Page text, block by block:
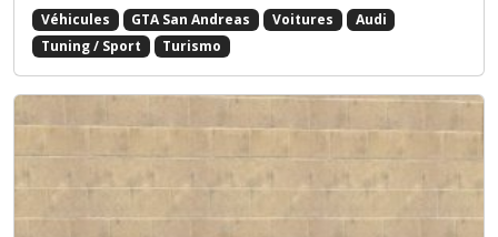
Véhicules GTA San Andreas Voitures
Audi
Tuning / Sport
Turismo